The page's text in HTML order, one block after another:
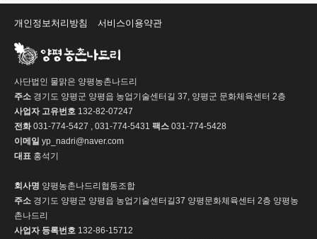
개인정보처리방침 서비스이용약관
사단법인 물맑은 양평농촌나드리
주소 경기도 양평군 양평읍 농업기술센터길 37, 양평군 문화체육센터 2층
사업자 고유번호 132-82-07247
전화031-774-5427 , 031-774-5431 팩스 031-774-5428
이메일 yp_nadri@naver.com
대표 홍석기
회사명 양평농촌나드리협동조합
주소 경기도 양평군 양평읍 농업기술센터길37 양평문화체육센터 2층 양평농
촌나드리
사업자 등록번호 132-86-15712